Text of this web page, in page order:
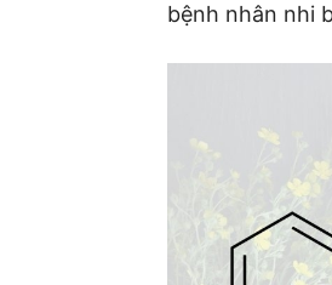
bệnh nhân nhi